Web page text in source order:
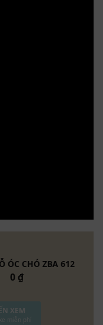
nghi, thoải mái và
bậc cảm xúc.
thành viên hoặc
Đối với nhưng
ÓC CHÓ ZBA 612
0 ₫
XEM
miễn phí